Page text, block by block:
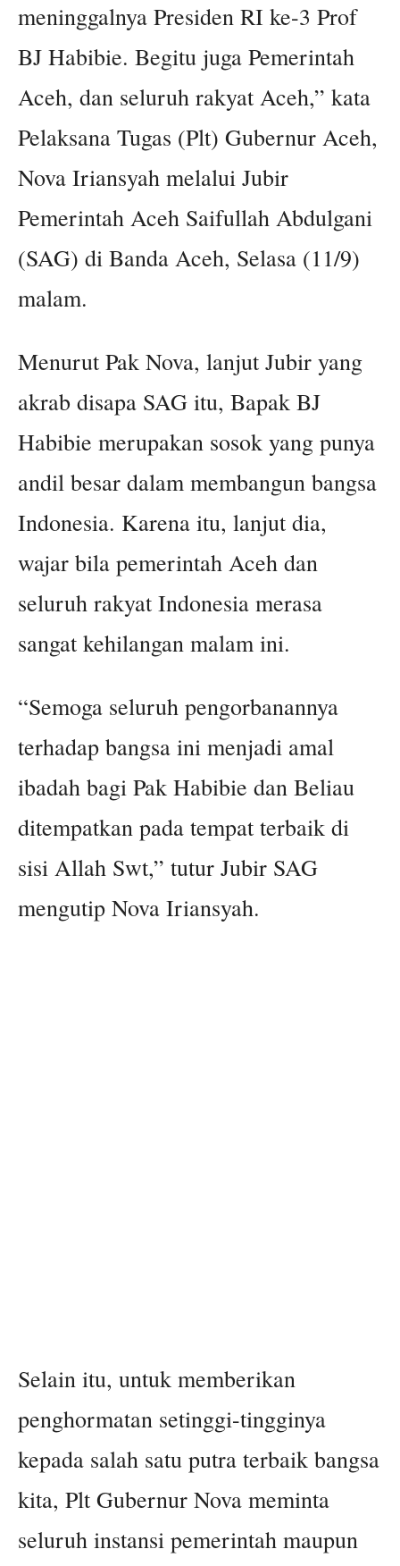
meninggalnya Presiden RI ke-3 Prof
BJ Habibie. Begitu juga Pemerintah
Aceh, dan seluruh rakyat Aceh,” kata
Pelaksana Tugas (Plt) Gubernur Aceh,
Nova Iriansyah melalui Jubir
Pemerintah Aceh Saifullah Abdulgani
(SAG) di Banda Aceh, Selasa (11/9)
malam.
Menurut Pak Nova, lanjut Jubir yang
akrab disapa SAG itu, Bapak BJ
Habibie merupakan sosok yang punya
andil besar dalam membangun bangsa
Indonesia. Karena itu, lanjut dia,
wajar bila pemerintah Aceh dan
seluruh rakyat Indonesia merasa
sangat kehilangan malam ini.
“Semoga seluruh pengorbanannya
terhadap bangsa ini menjadi amal
ibadah bagi Pak Habibie dan Beliau
ditempatkan pada tempat terbaik di
sisi Allah Swt,” tutur Jubir SAG
mengutip Nova Iriansyah.
Selain itu, untuk memberikan
penghormatan setinggi-tingginya
kepada salah satu putra terbaik bangsa
kita, Plt Gubernur Nova meminta
seluruh instansi pemerintah maupun